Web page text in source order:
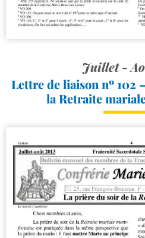
Juillet -
Lettre de liaison nº 102
la Retraite